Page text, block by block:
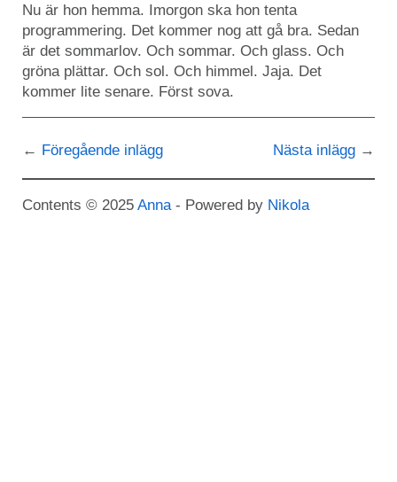
Nu är hon hemma. Imorgon ska hon tenta
programmering. Det kommer nog att gå bra. Sedan
är det sommarlov. Och sommar. Och glass. Och
gröna plättar. Och sol. Och himmel. Jaja. Det
kommer lite senare. Först sova.
Föregående inlägg Nästa inlägg
Contents © 2025 Anna - Powered by Nikola